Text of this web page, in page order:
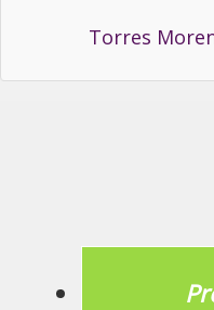
Torres